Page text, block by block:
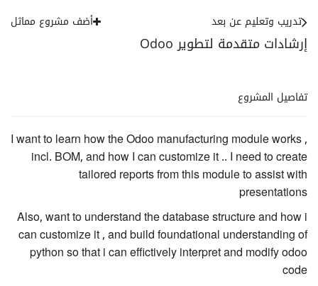
إرشادات متقدمة لتطوير Odoo
تدريب وتعليم عن بعد أضف مشروع مماثل
تفاصيل المشروع
I want to learn how the Odoo manufacturing module works ,
incl. BOM, and how I can customize it .. I need to create
tailored reports from this module to assist with
presentations
Also, want to understand the database structure and how i
can customize it , and build foundational understanding of
python so that i can effictively interpret and modify odoo
code